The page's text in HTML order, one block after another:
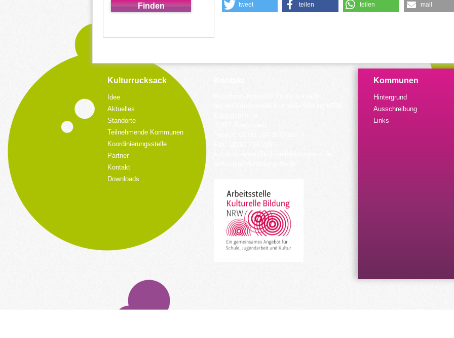
tweet teilen teilen mail
Kulturrucksack
Idee
Aktuelles
Standorte
Teilnehmende Kommunen
Koordinierungsstelle
Partner
Kontakt
Downloads
Kommunen
Hintergrund
Ausschreibung
Links